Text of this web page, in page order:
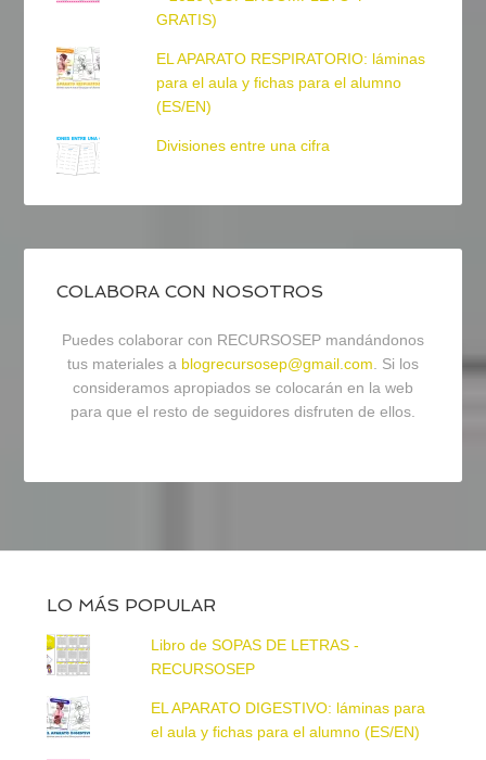
GRATIS)
EL APARATO RESPIRATORIO: láminas
para el aula y fichas para el alumno
(ES/EN)
Divisiones entre una cifra
COLABORA CON NOSOTROS
Puedes colaborar con RECURSOSEP mandándonos
tus materiales a blogrecursosep@gmail.com. Si los
consideramos apropiados se colocarán en la web
para que el resto de seguidores disfruten de ellos.
LO MÁS POPULAR
Libro de SOPAS DE LETRAS -
RECURSOSEP
EL APARATO DIGESTIVO: láminas para
el aula y fichas para el alumno (ES/EN)